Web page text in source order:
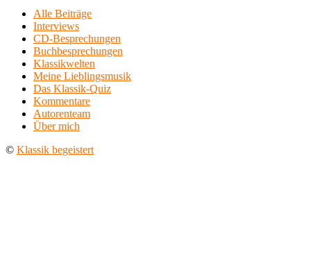
Alle Beiträge
Interviews
CD-Besprechungen
Buchbesprechungen
Klassikwelten
Meine Lieblingsmusik
Das Klassik-Quiz
Kommentare
Autorenteam
Über mich
© Klassik begeistert